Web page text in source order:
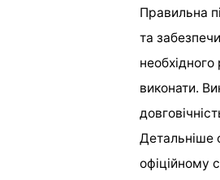
Правильна
та
виконати.
Детальніше
офіційному